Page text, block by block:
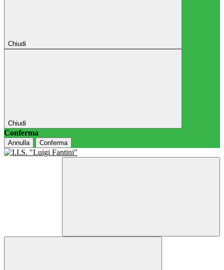
Chiudi
Chiudi
Conferma
Annulla Conferma